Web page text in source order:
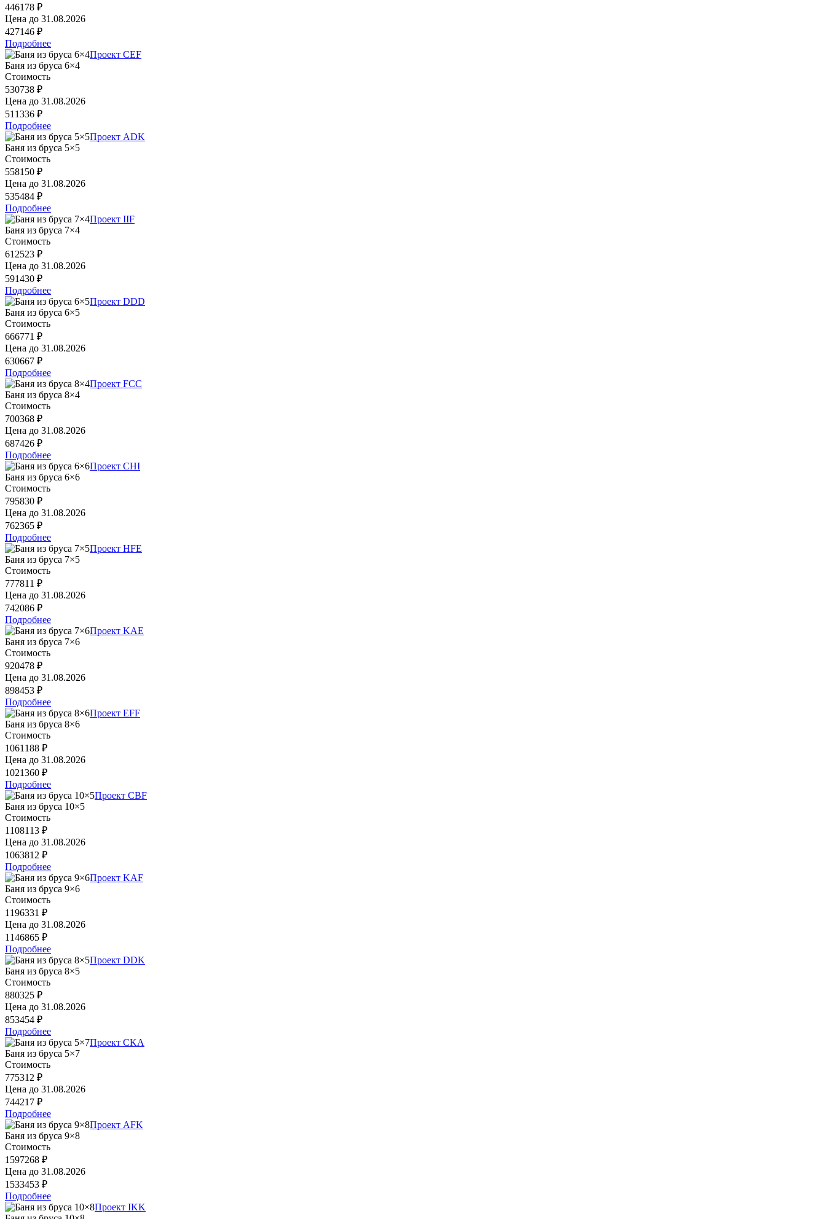
446178 ₽
Цена до 31.08.2026
427146 ₽
Подробнее
Проект CEF
Баня из бруса 6×4
Стоимость
530738 ₽
Цена до 31.08.2026
511336 ₽
Подробнее
Проект ADK
Баня из бруса 5×5
Стоимость
558150 ₽
Цена до 31.08.2026
535484 ₽
Подробнее
Проект IIF
Баня из бруса 7×4
Стоимость
612523 ₽
Цена до 31.08.2026
591430 ₽
Подробнее
Проект DDD
Баня из бруса 6×5
Стоимость
666771 ₽
Цена до 31.08.2026
630667 ₽
Подробнее
Проект FCC
Баня из бруса 8×4
Стоимость
700368 ₽
Цена до 31.08.2026
687426 ₽
Подробнее
Проект CHI
Баня из бруса 6×6
Стоимость
795830 ₽
Цена до 31.08.2026
762365 ₽
Подробнее
Проект HFE
Баня из бруса 7×5
Стоимость
777811 ₽
Цена до 31.08.2026
742086 ₽
Подробнее
Проект KAE
Баня из бруса 7×6
Стоимость
920478 ₽
Цена до 31.08.2026
898453 ₽
Подробнее
Проект EFF
Баня из бруса 8×6
Стоимость
1061188 ₽
Цена до 31.08.2026
1021360 ₽
Подробнее
Проект CBF
Баня из бруса 10×5
Стоимость
1108113 ₽
Цена до 31.08.2026
1063812 ₽
Подробнее
Проект KAF
Баня из бруса 9×6
Стоимость
1196331 ₽
Цена до 31.08.2026
1146865 ₽
Подробнее
Проект DDK
Баня из бруса 8×5
Стоимость
880325 ₽
Цена до 31.08.2026
853454 ₽
Подробнее
Проект CKA
Баня из бруса 5×7
Стоимость
775312 ₽
Цена до 31.08.2026
744217 ₽
Подробнее
Проект AFK
Баня из бруса 9×8
Стоимость
1597268 ₽
Цена до 31.08.2026
1533453 ₽
Подробнее
Проект IKK